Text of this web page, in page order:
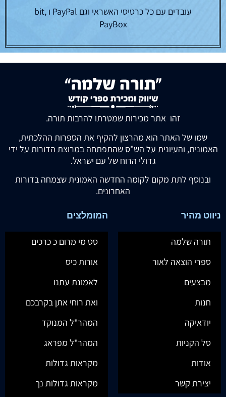
עובדים עם כל כרטיסי האשראי וגם PayPal ו bit,
PayBox
זהו אתר מכירות שמטרתו להרבות תורה.
שמו של האתר הוא מהרצון להקיף את הספרות ההלכתית,
האמונית, והעיונית על הש"ס שהתפתחה במרוצת הדורות על ידי
גדולי הרוח של עם ישראל.
ובנוסף לתת מקום לקומה החדשה האמונית שצמחה בדורות
האחרונים.
ניווט מהיר
תורה שלמה
ספרי הוצאה לאור
מבצעים
חנות
יודאיקה
סל הקניות
אודות
יצירת קשר
המומלצים
סט מי מרום כ כרכים
אורות כיס
לאמונת עתנו
ואת רוחי אתן בקרבכם
המהר"ל המנוקד
המהר"ל מפראג
מקראות גדולות
מקראות גדולות נך